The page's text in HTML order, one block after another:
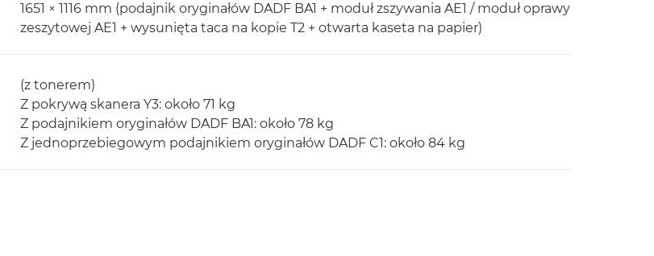
1651 × 1116 mm (podajnik oryginałów DADF BA1 + moduł zszywania AE1 / moduł oprawy
zeszytowej AE1 + wysunięta taca na kopie T2 + otwarta kaseta na papier)
(z tonerem)
Z pokrywą skanera Y3: około 71 kg
Z podajnikiem oryginałów DADF BA1: około 78 kg
Z jednoprzebiegowym podajnikiem oryginałów DADF C1: około 84 kg